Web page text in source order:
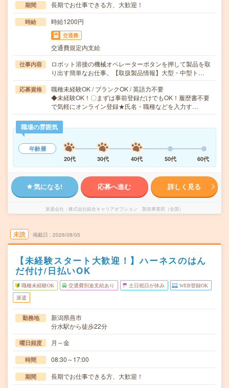
期間 長期でお仕事できる方、大歓迎！
時給 時給1200円
交通費
交通費規定内支給
仕事内容
ロボット溶接の機械オペレーターボタンを押して製品を取
り出す簡単なお仕事。【取扱製品情報】大型・中型ト…
応募資格
職種未経験OK / ブランクOK / 英語力不要
◆未経験OK！〇まずは事前登録だけでもOK！履歴書不要
で気軽にオンライン登録★氏名・職種などを入力す…
職場の雰囲気
年齢層
20代
30代 40代 50代 60代
気になる! 応募へ進む 詳しく見る
派遣会社 株式会社綜合キャリアオプション 製造事業部（全国）
未読 掲載日 2026/08/05
【未経験スタート大歓迎！】ハーネスのはん
だ付け/日払いOK
職種未経験OK 交通費別途支給あり 土日祝日が休み WEB登録OK
派遣
勤務地
新潟県燕市
分水駅から徒歩22分
曜日頻度 月～金
時間 08:30～17:00
期間 長期でお仕事できる方、大歓迎！